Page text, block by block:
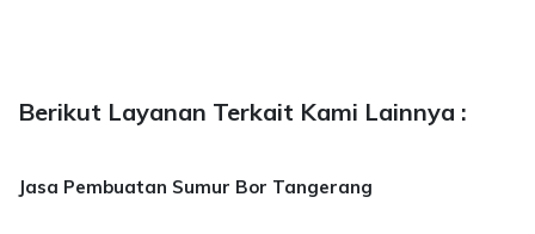
Berikut Layanan Terkait Kami Lainnya :
Jasa Pembuatan Sumur Bor Tangerang